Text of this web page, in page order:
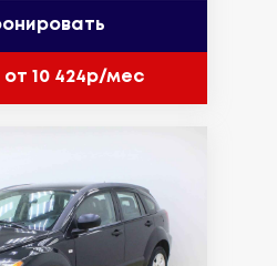
от 10 424р/мес